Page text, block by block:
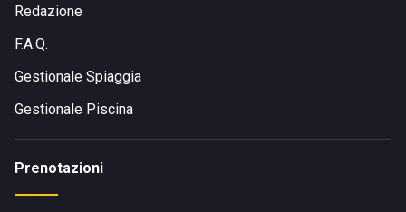
usufruire del trasporto pubblico
Redazione
F.A.Q.
Gestionale Spiaggia
Gestionale Piscina
Prenotazioni